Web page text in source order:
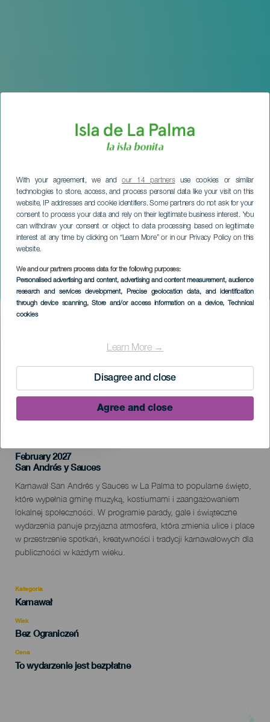
With your agreement, we andour 14 partnersuse cookies or similar
technologies to store, access, and process personal data like your visit on this
website, IP addresses and cookie identifiers. Some partners do not ask for your
consent to process your data and rely on their legitimate business interest. You
can withdraw your consent or object to data processing based on legitimate
interest at any time by clicking on “Learn More” or in our Privacy Policy on this
website.
We and our partners process data for the following purposes:
Personalised advertising and content, advertising and content measurement, audience
research and services development, Precise geolocation data, and identification
through device scanning, Store and/or access information on a device, Technical
cookies
Learn More →
Disagree and close
Agree and close
Karnawał San Andrés y
Sauces
LA PALMA
Imagen
February 2027
Localidad
San Andrés y Sauces
Descripción
del
evento
Karnawał San Andrés y Sauces w La Palma to popularne święto,
które wypełnia gminę muzyką, kostiumami i zaangażowaniem
lokalnej społeczności. W programie parady, gale i świąteczne
wydarzenia panuje przyjazna atmosfera, która zmienia ulice i place
w przestrzenie spotkań, kreatywności i tradycji karnawałowych dla
publiczności w każdym wieku.
Kategoria
Categoría
evento
Karnawał
Wiek
Edad
Recomendada
Bez Ograniczeń
Cena
To wydarzenie jest bezpłatne